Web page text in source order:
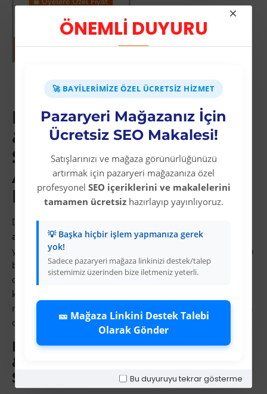
ÖNEMLİ DUYURU
🚀 BAYILERIMIZE ÖZEL ÜCRETSIZ HIZMET
Pazaryeri Mağazanız İçin
Ücretsiz SEO Makalesi!
Satışlarınızı ve mağaza görünürlüğünüzü
artırmak için pazaryeri mağazanıza özel
profesyonel SEO içeriklerini ve makalelerini
tamamen ücretsizhazırlayıp yayınlıyoruz.
💡 Başka hiçbir işlem yapmanıza gerek
yok!
Sadece pazaryeri mağaza linkinizi destek/talep
sistemimiz üzerinden bize iletmeniz yeterli.
🎫 Mağaza Linkini Destek Talebi
Olarak Gönder
Bu duyuruyu tekrar gösterme
Gösterilen: 1 ile 11 arası, toplam: 11 (1
Sayfa)
Elektronik/Traş Makinası
& Aksesuarları: Stoksuz
Satış ile Hepsiburada ve
Amazon Türkiye'da
Kazanın
Dropshipping dünyasında
aksesuarlarıkategorisi, düşük maliyetli başlangıç ve
yüksek büyüme potansiyeliyle öne çıkar. Hepsiburada'da
bu kategoride günlük binlerce arama yapılmakta; erken
davranan satıcılar organik görünürlük avantajını
kullanmaktadır. Colezium'a üye olarak elektronik/traş
makinası & aksesuarları ürünlerini XML entegrasyonuyla
otomatik stok yönetimi yapın.
Hangi Elektronik/Traş Makinası
& Aksesuarları Ürünleri En Çok
Satar?